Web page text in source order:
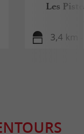
Les
3,4 km